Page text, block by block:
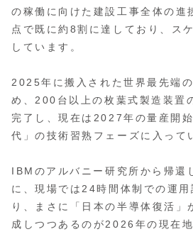
の稼働に向けた建設工事全体の
点で既に約8割に達しており、ス
しています。
2025年に搬入された世界最先端
め、200台以上の枚葉式製造装置
完了し、現在は2027年の量産開
代」の技術習熟フェーズに入って
IBMのアルバニー研究所から帰還
に、現場では24時間体制での運用
り、まさに「日本の半導体復活」
成しつつあるのが2026年の現在地